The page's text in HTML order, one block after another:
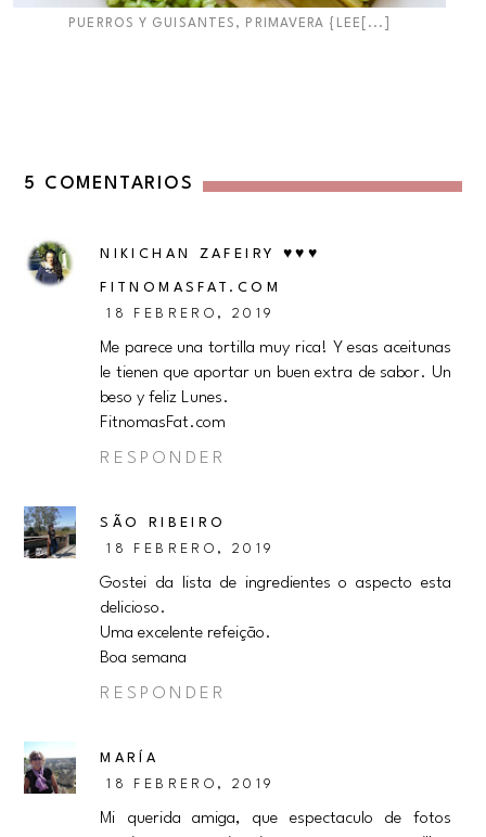
PUERROS Y GUISANTES, PRIMAVERA {LEE[...]
5 COMENTARIOS
NIKICHAN ZAFEIRY ♥♥♥
FITNOMASFAT.COM
18 FEBRERO, 2019
Me parece una tortilla muy rica! Y esas aceitunas
le tienen que aportar un buen extra de sabor. Un
beso y feliz Lunes.
FitnomasFat.com
RESPONDER
SÃO RIBEIRO
18 FEBRERO, 2019
Gostei da lista de ingredientes o aspecto esta
delicioso.
Uma excelente refeição.
Boa semana
RESPONDER
MARÍA
18 FEBRERO, 2019
Mi querida amiga, que espectaculo de fotos